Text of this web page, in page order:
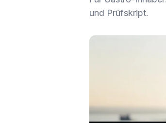
und Prüfskript.